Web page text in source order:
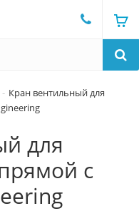
Кран вентильный для
для
с